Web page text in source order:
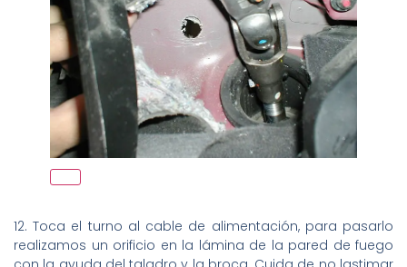
12. Toca el turno al cable de alimentación, para pasarlo
realizamos un orificio en la lámina de la pared de fuego